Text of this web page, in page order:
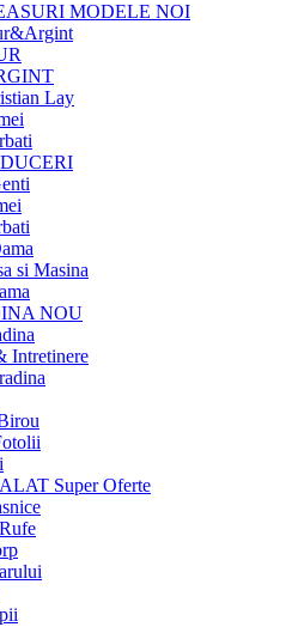
MODELE NOI
Lay
si Masina
NOU
Intretinere
Super Oferte